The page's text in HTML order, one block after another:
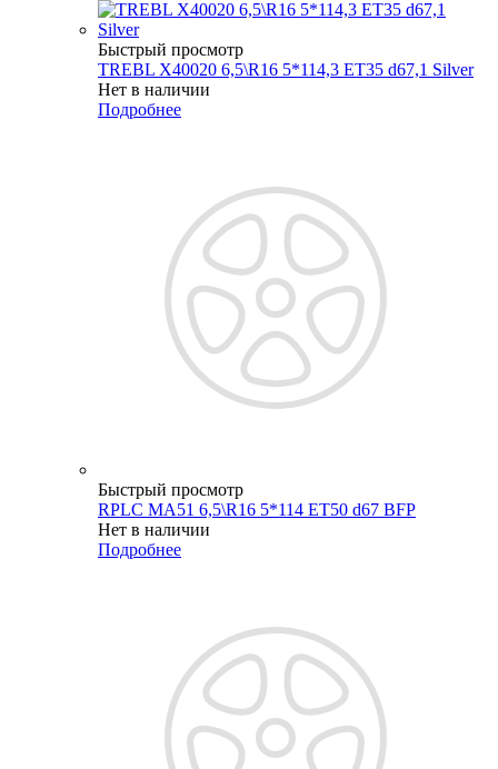
Быстрый просмотр
TREBL X40020 6,5\R16 5*114,3 ET35 d67,1 Silver
Нет в наличии
Подробнее
Быстрый просмотр
RPLC MA51 6,5\R16 5*114 ET50 d67 BFP
Нет в наличии
Подробнее